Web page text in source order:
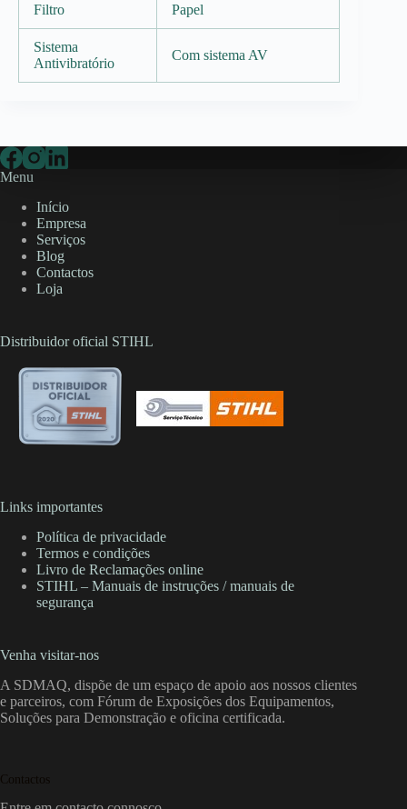
Filtro Papel
Sistema
Antivibratório
Com sistema AV
Menu
Início
Empresa
Serviços
Blog
Contactos
Loja
Distribuidor oficial STIHL
Links importantes
Política de privacidade
Termos e condições
Livro de Reclamações online
STIHL – Manuais de instruções / manuais de
segurança
Venha visitar-nos
A SDMAQ, dispõe de um espaço de apoio aos nossos clientes
e parceiros, com Fórum de Exposições dos Equipamentos,
Soluções para Demonstração e oficina certificada.
Contactos